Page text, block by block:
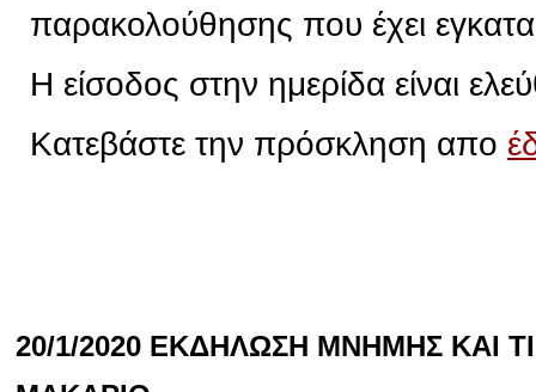
παρακολούθησης που έχει
Η είσοδος στην ημερίδα είναι
Κατεβάστε την πρόσκληση απο
20/1/2020 ΕΚΔΗΛΩΣΗ ΜΝΗΜΗΣ ΚΑΙ